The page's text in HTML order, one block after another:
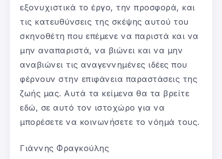
εξονυχιστικά το έργο, την προσφορά, και
τις κατευθύνσεις της σκέψης αυτού του
σκηνοθέτη που επέμενε να παριστά και να
μην αναπαριστά, να βιώνει και να μην
αναβιώνει τις αναγεννημένες ιδέες που
φέρνουν στην επιφάνεια παραστάσεις της
ζωής μας. Αυτά τα κείμενα θα τα βρείτε
εδώ, σε αυτό τον ιστοχώρο για να
μπορέσετε να κοινωνήσετε το νόημά τους.
Γιάννης Φραγκούλης